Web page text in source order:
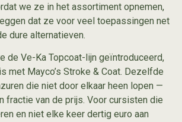
we ze in het assortiment opnemen,
dat ze voor veel toepassingen net
dure alternatieven.
de Ve-Ka Topcoat-lijn geïntroduceerd,
met Mayco’s Stroke & Coat. Dezelfde
die niet door elkaar heen lopen —
fractie van de prijs. Voor cursisten die
en niet elke keer dertig euro aan